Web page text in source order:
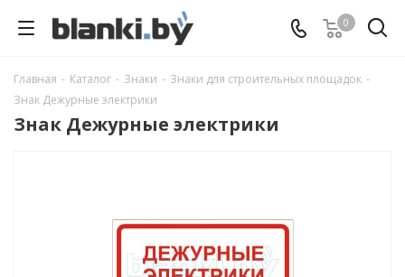
0
Главная - Каталог - Знаки - Знаки для строительных площадок -
Знак Дежурные электрики
Знак Дежурные электрики